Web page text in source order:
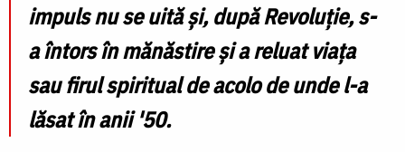
impuls nu se uită și, după Revoluție, s-
a întors în mănăstire și a reluat viața
sau firul spiritual de acolo de unde l-a
lăsat în anii '50.